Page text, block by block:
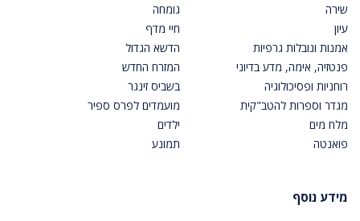
שירה
עיון
אמנות ונובלות גרפיות
פנטזיה, אימה, מדע בדיוני
רוחניות ופסיכולוגיה
מגדר וספרות להטב"קית
מלח מים
פואנטה
גומחה
חיי מדף
הדשא הגדול
המזרח החדש
בשביס זינגר
מועמדים לפרס ספיר
ילדים
תמונע
מידע נוסף